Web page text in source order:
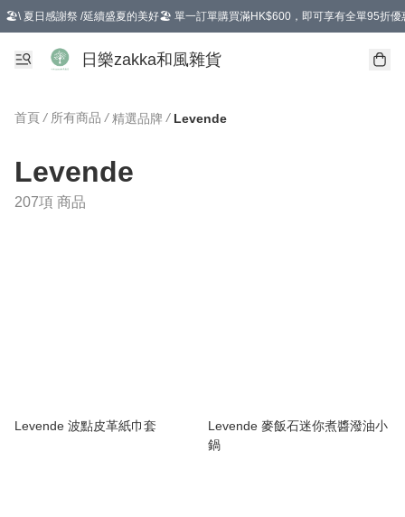
🏖️\ 夏日感謝祭 /延續盛夏的美好🏖️ 單一訂單購買滿HK$600，即可享有全單95折優
選擇GoGoX住宅/工商地址配送，單一訂單消費購物滿HK$680(折扣後），可享有
日樂zakka和風雜貨
首頁 / 所有商品 / 精選品牌 / Levende
Levende
207項 商品
Levende 波點皮革紙巾套
Levende 麥飯石迷你煮醬潑油小
鍋